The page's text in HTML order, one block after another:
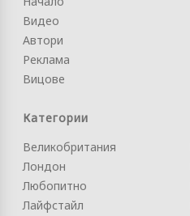
Видео
Автори
Реклама
Вицове
Категории
Великобритания
Лондон
Любопитно
Лайфстайл